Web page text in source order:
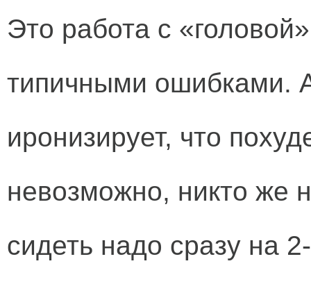
Это работа с
типичными ошибками.
иронизирует, что
невозможно, никто же
сидеть надо сразу на